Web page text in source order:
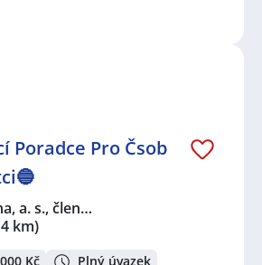
Poradce Pro Čsob
a. s., člen…
km)
Kč
Plný úvazek